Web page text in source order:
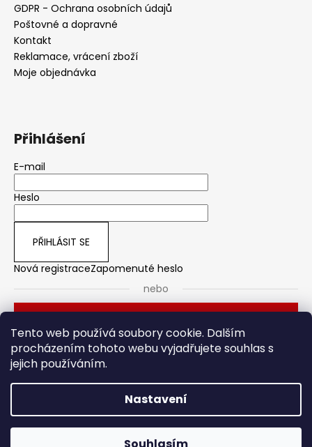
Tento web používá soubory cookie. Dalším
procházením tohoto webu vyjadřujete souhlas s
jejich používáním.
Nastavení
GDPR - Ochrana osobních údajů
Poštovné a dopravné
Kontakt
Reklamace, vrácení zboží
Moje objednávka
Přihlášení
E-mail
Heslo
PŘIHLÁSIT SE
Nová registraceZapomenuté heslo
nebo
HOTO. Všechna práva vyhrazena.